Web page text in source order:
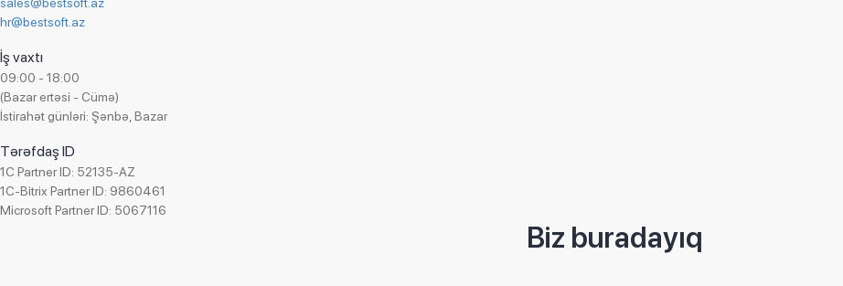
hr@bestsoft.az
İş vaxtı
09:00 - 18:00
(Bazar ertəsi - Cümə)
İstirahət günləri: Şənbə, Bazar
Tərəfdaş ID
1C Partner ID: 52135-AZ
1C-Bitrix Partner ID: 9860461
Microsoft Partner ID: 5067116
Biz buradayıq